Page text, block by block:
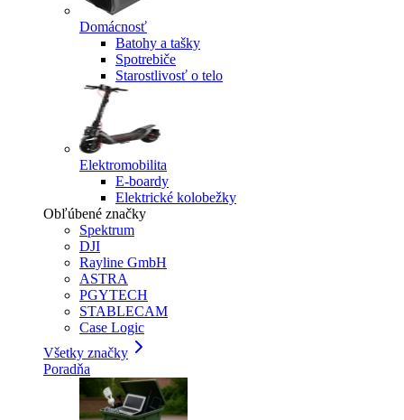
Domácnosť
Batohy a tašky
Spotrebiče
Starostlivosť o telo
Elektromobilita
E-boardy
Elektrické kolobežky
Obľúbené značky
Spektrum
DJI
Rayline GmbH
ASTRA
PGYTECH
STABLECAM
Case Logic
Všetky značky
Poradňa